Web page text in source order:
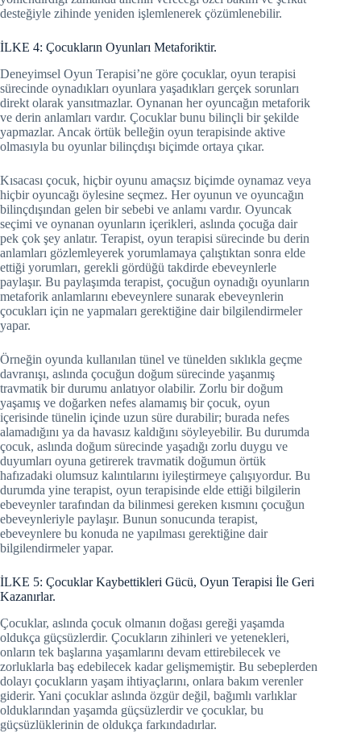
desteğiyle zihinde yeniden işlemlenerek çözümlenebilir.
İLKE 4: Çocukların Oyunları Metaforiktir.
Deneyimsel Oyun Terapisi’ne göre çocuklar, oyun terapisi
sürecinde oynadıkları oyunlara yaşadıkları gerçek sorunları
direkt olarak yansıtmazlar. Oynanan her oyuncağın metaforik
ve derin anlamları vardır. Çocuklar bunu bilinçli bir şekilde
yapmazlar. Ancak örtük belleğin oyun terapisinde aktive
olmasıyla bu oyunlar bilinçdışı biçimde ortaya çıkar.
Kısacası çocuk, hiçbir oyunu amaçsız biçimde oynamaz veya
hiçbir oyuncağı öylesine seçmez. Her oyunun ve oyuncağın
bilinçdışından gelen bir sebebi ve anlamı vardır. Oyuncak
seçimi ve oynanan oyunların içerikleri, aslında çocuğa dair
pek çok şey anlatır. Terapist, oyun terapisi sürecinde bu derin
anlamları gözlemleyerek yorumlamaya çalıştıktan sonra elde
ettiği yorumları, gerekli gördüğü takdirde ebeveynlerle
paylaşır. Bu paylaşımda terapist, çocuğun oynadığı oyunların
metaforik anlamlarını ebeveynlere sunarak ebeveynlerin
çocukları için ne yapmaları gerektiğine dair bilgilendirmeler
yapar.
Örneğin oyunda kullanılan tünel ve tünelden sıklıkla geçme
davranışı, aslında çocuğun doğum sürecinde yaşanmış
travmatik bir durumu anlatıyor olabilir. Zorlu bir doğum
yaşamış ve doğarken nefes alamamış bir çocuk, oyun
içerisinde tünelin içinde uzun süre durabilir; burada nefes
alamadığını ya da havasız kaldığını söyleyebilir. Bu durumda
çocuk, aslında doğum sürecinde yaşadığı zorlu duygu ve
duyumları oyuna getirerek travmatik doğumun örtük
hafızadaki olumsuz kalıntılarını iyileştirmeye çalışıyordur. Bu
durumda yine terapist, oyun terapisinde elde ettiği bilgilerin
ebeveynler tarafından da bilinmesi gereken kısmını çocuğun
ebeveynleriyle paylaşır. Bunun sonucunda terapist,
ebeveynlere bu konuda ne yapılması gerektiğine dair
bilgilendirmeler yapar.
İLKE 5: Çocuklar Kaybettikleri Gücü, Oyun Terapisi İle Geri
Kazanırlar.
Çocuklar, aslında çocuk olmanın doğası gereği yaşamda
oldukça güçsüzlerdir. Çocukların zihinleri ve yetenekleri,
onların tek başlarına yaşamlarını devam ettirebilecek ve
zorluklarla baş edebilecek kadar gelişmemiştir. Bu sebeplerden
dolayı çocukların yaşam ihtiyaçlarını, onlara bakım verenler
giderir. Yani çocuklar aslında özgür değil, bağımlı varlıklar
olduklarından yaşamda güçsüzlerdir ve çocuklar, bu
güçsüzlüklerinin de oldukça farkındadırlar.